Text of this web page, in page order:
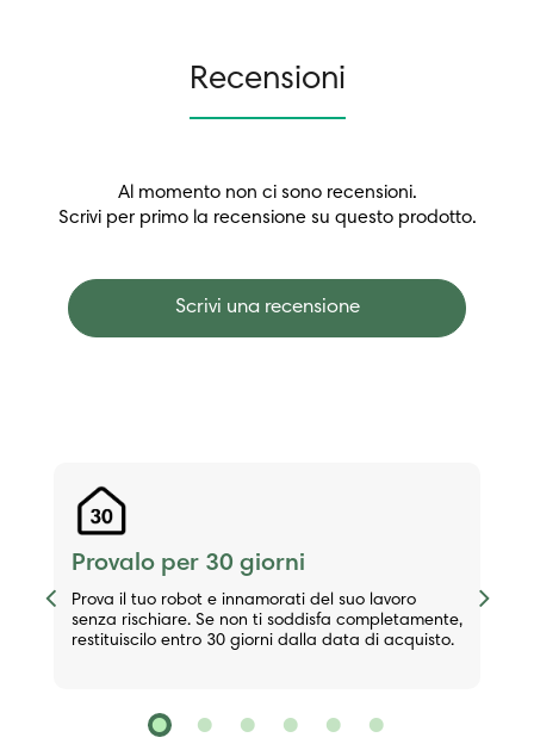
Recensioni
Al momento non ci sono recensioni.
Scrivi per primo la recensione su questo prodotto.
Scrivi una recensione
Previous
Provalo per 30 giorni
Prova il tuo robot e innamorati del suo lavoro
senza rischiare. Se non ti soddisfa completamente,
restituiscilo entro 30 giorni dalla data di acquisto.
Next